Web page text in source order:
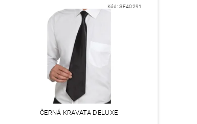
Kód:SF40291
ČERNÁ KRAVATA DELUXE